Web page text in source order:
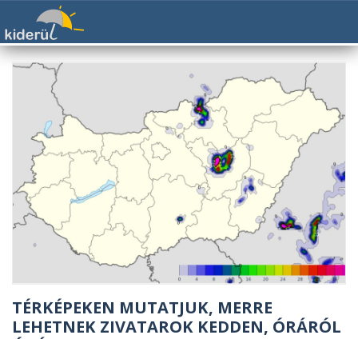
TÉRKÉPEKEN MUTATJUK, MERRE
LEHETNEK ZIVATAROK KEDDEN, ÓRÁRÓL